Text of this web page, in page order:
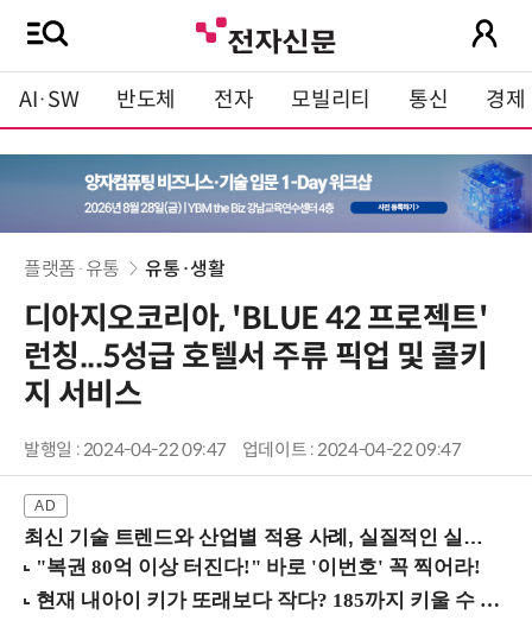
AI·SW 반도체 전자 모빌리티 통신 경제
플랫폼·유통 유통·생활
디아지오코리아, 'BLUE 42 프로젝트'
런칭...5성급 호텔서 주류 픽업 및 콜키
지 서비스
발행일 : 2024-04-22 09:47 업데이트 : 2024-04-22 09:47
최신 기술 트렌드와 산업별 적용 사례, 실질적인 실행 전략을 공유 (9/18 양재역)